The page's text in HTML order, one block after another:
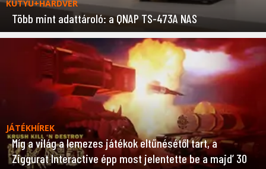
KÜTYÜ+HARDVER
Több mint adattároló: a QNAP TS-473A NAS
JÁTÉKHÍREK
Míg a világ a lemezes játékok eltűnésétől tart, a
Ziggurat Interactive épp most jelentette be a majd’ 30